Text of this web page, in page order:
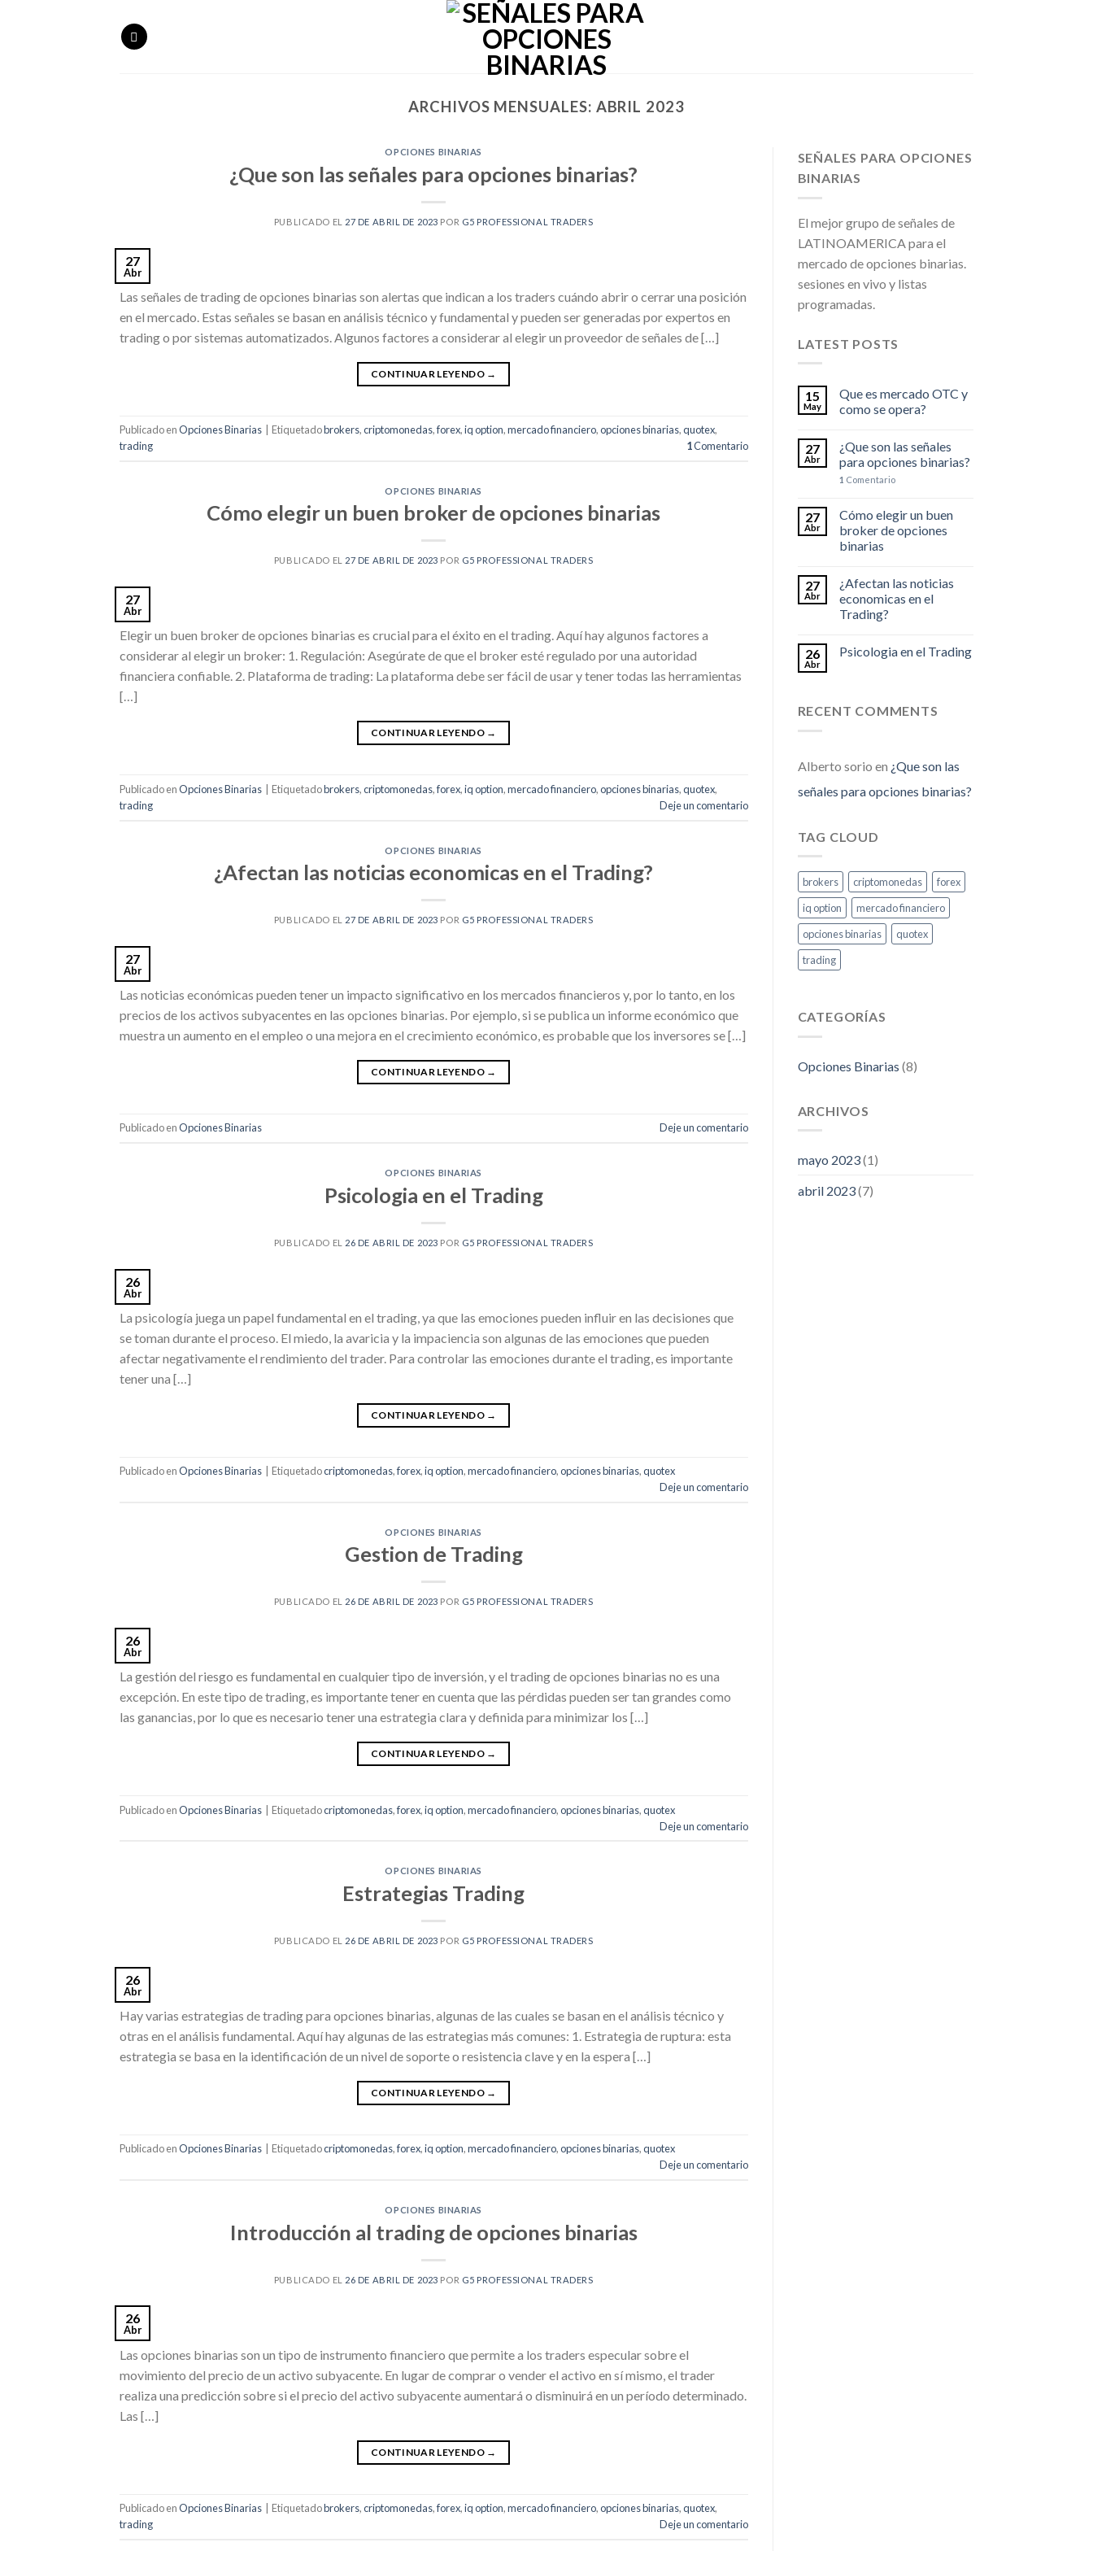
ARCHIVOS MENSUALES: ABRIL 2023
OPCIONES BINARIAS
¿Que son las señales para opciones binarias?
PUBLICADO EL 27 DE ABRIL DE 2023 POR G5 PROFESSIONAL TRADERS
27
Abr
Las señales de trading de opciones binarias son alertas que indican a los traders cuándo abrir o cerrar una posición
en el mercado. Estas señales se basan en análisis técnico y fundamental y pueden ser generadas por expertos en
trading o por sistemas automatizados. Algunos factores a considerar al elegir un proveedor de señales de […]
CONTINUAR LEYENDO →
Publicado enOpciones Binarias Etiquetadobrokers,criptomonedas,forex,iq option,mercado financiero,opciones binarias,quotex,
trading
1Comentario
OPCIONES BINARIAS
Cómo elegir un buen broker de opciones binarias
PUBLICADO EL 27 DE ABRIL DE 2023 POR G5 PROFESSIONAL TRADERS
27
Abr
Elegir un buen broker de opciones binarias es crucial para el éxito en el trading. Aquí hay algunos factores a
considerar al elegir un broker: 1. Regulación: Asegúrate de que el broker esté regulado por una autoridad
financiera confiable. 2. Plataforma de trading: La plataforma debe ser fácil de usar y tener todas las herramientas
[…]
CONTINUAR LEYENDO →
Publicado enOpciones Binarias Etiquetadobrokers,criptomonedas,forex,iq option,mercado financiero,opciones binarias,quotex,
trading
Deje un comentario
OPCIONES BINARIAS
¿Afectan las noticias economicas en el Trading?
PUBLICADO EL 27 DE ABRIL DE 2023 POR G5 PROFESSIONAL TRADERS
27
Abr
Las noticias económicas pueden tener un impacto significativo en los mercados financieros y, por lo tanto, en los
precios de los activos subyacentes en las opciones binarias. Por ejemplo, si se publica un informe económico que
muestra un aumento en el empleo o una mejora en el crecimiento económico, es probable que los inversores se […]
CONTINUAR LEYENDO →
Publicado enOpciones Binarias Deje un comentario
OPCIONES BINARIAS
Psicologia en el Trading
PUBLICADO EL 26 DE ABRIL DE 2023 POR G5 PROFESSIONAL TRADERS
26
Abr
La psicología juega un papel fundamental en el trading, ya que las emociones pueden influir en las decisiones que
se toman durante el proceso. El miedo, la avaricia y la impaciencia son algunas de las emociones que pueden
afectar negativamente el rendimiento del trader. Para controlar las emociones durante el trading, es importante
tener una […]
CONTINUAR LEYENDO →
Publicado enOpciones Binarias Etiquetadocriptomonedas,forex,iq option,mercado financiero,opciones binarias,quotex
Deje un comentario
OPCIONES BINARIAS
Gestion de Trading
PUBLICADO EL 26 DE ABRIL DE 2023 POR G5 PROFESSIONAL TRADERS
26
Abr
La gestión del riesgo es fundamental en cualquier tipo de inversión, y el trading de opciones binarias no es una
excepción. En este tipo de trading, es importante tener en cuenta que las pérdidas pueden ser tan grandes como
las ganancias, por lo que es necesario tener una estrategia clara y definida para minimizar los […]
CONTINUAR LEYENDO →
Publicado enOpciones Binarias Etiquetadocriptomonedas,forex,iq option,mercado financiero,opciones binarias,quotex
Deje un comentario
OPCIONES BINARIAS
Estrategias Trading
PUBLICADO EL 26 DE ABRIL DE 2023 POR G5 PROFESSIONAL TRADERS
26
Abr
Hay varias estrategias de trading para opciones binarias, algunas de las cuales se basan en el análisis técnico y
otras en el análisis fundamental. Aquí hay algunas de las estrategias más comunes: 1. Estrategia de ruptura: esta
estrategia se basa en la identificación de un nivel de soporte o resistencia clave y en la espera […]
CONTINUAR LEYENDO →
Publicado enOpciones Binarias Etiquetadocriptomonedas,forex,iq option,mercado financiero,opciones binarias,quotex
Deje un comentario
OPCIONES BINARIAS
Introducción al trading de opciones binarias
PUBLICADO EL 26 DE ABRIL DE 2023 POR G5 PROFESSIONAL TRADERS
26
Abr
Las opciones binarias son un tipo de instrumento financiero que permite a los traders especular sobre el
movimiento del precio de un activo subyacente. En lugar de comprar o vender el activo en sí mismo, el trader
realiza una predicción sobre si el precio del activo subyacente aumentará o disminuirá en un período determinado.
Las […]
CONTINUAR LEYENDO →
Publicado enOpciones Binarias Etiquetadobrokers,criptomonedas,forex,iq option,mercado financiero,opciones binarias,quotex,
trading
Deje un comentario
SEÑALES PARA OPCIONES
BINARIAS
El mejor grupo de señales de
LATINOAMERICA para el
mercado de opciones binarias.
sesiones en vivo y listas
programadas.
LATEST POSTS
15
May
Que es mercado OTC y
como se opera?
27
Abr
¿Que son las señales
para opciones binarias?
1 Comentario
27
Abr
Cómo elegir un buen
broker de opciones
binarias
27
Abr
¿Afectan las noticias
economicas en el
Trading?
26
Abr
Psicologia en el Trading
RECENT COMMENTS
Alberto sorio en ¿Que son las
señales para opciones binarias?
TAG CLOUD
brokers criptomonedas
forex
iq option
mercado financiero
opciones binarias
quotex
trading
CATEGORÍAS
Opciones Binarias (8)
ARCHIVOS
mayo 2023(1)
abril 2023(7)